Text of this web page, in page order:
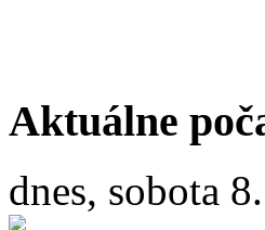
Aktuálne
dnes, sobota